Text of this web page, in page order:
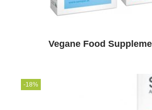
Vegane Food
-18%